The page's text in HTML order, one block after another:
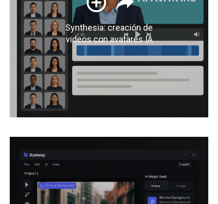
Synthesia: creación de
videos con avatares IA